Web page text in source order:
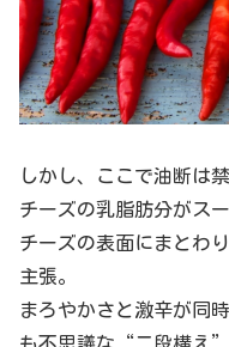
しかし、ここで油断は禁
チーズの乳脂肪分がス
チーズの表面にまとわ
主張。
まろやかさと激辛が同